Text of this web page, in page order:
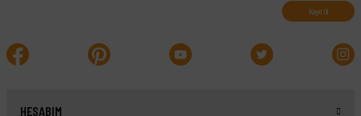
Kayıt Ol
HESABIM